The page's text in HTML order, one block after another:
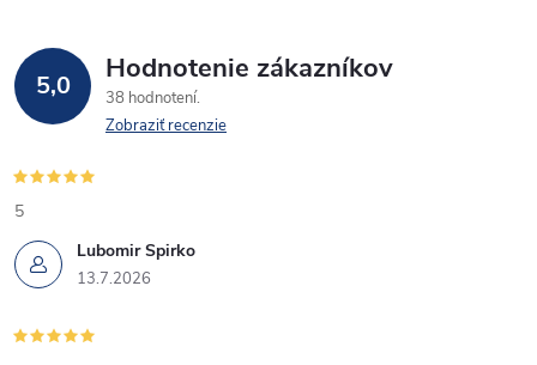
5,0 Hodnotenie zákazníkov
38 hodnotení
Zobraziť recenzie
Lubomir Spirko
13.7.2026
5